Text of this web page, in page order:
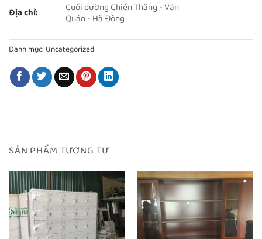
Địa chỉ:
Cuối đường Chiến Thắng - Văn
Quán - Hà Đông
Danh mục: Uncategorized
SẢN PHẨM TƯƠNG TỰ